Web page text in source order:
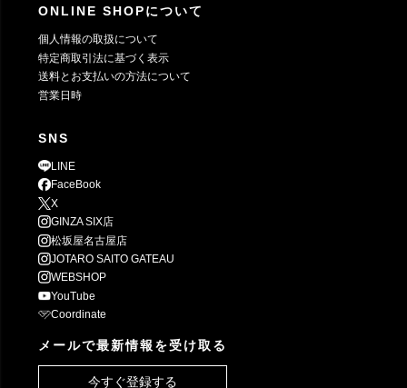
ONLINE SHOPについて
個人情報の取扱について
特定商取引法に基づく表示
送料とお支払いの方法について
営業日時
SNS
LINE
FaceBook
X
GINZA SIX店
松坂屋名古屋店
JOTARO SAITO GATEAU
WEBSHOP
YouTube
Coordinate
メールで最新情報を受け取る
今すぐ登録する